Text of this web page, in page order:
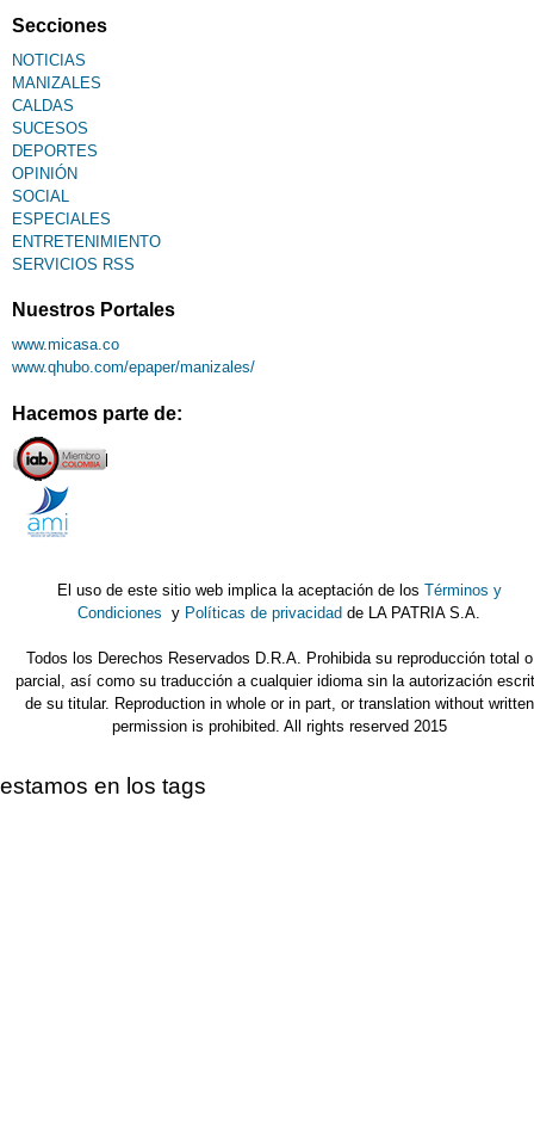
Secciones
NOTICIAS
MANIZALES
CALDAS
SUCESOS
DEPORTES
OPINIÓN
SOCIAL
ESPECIALES
ENTRETENIMIENTO
SERVICIOS RSS
Nuestros Portales
www.micasa.co
www.qhubo.com/epaper/manizales/
Hacemos parte de:
El uso de este sitio web implica la aceptación de los Términos y
Condiciones y Políticas de privacidad de LA PATRIA S.A.
Todos los Derechos Reservados D.R.A. Prohibida su reproducción total o
parcial, así como su traducción a cualquier idioma sin la autorización
de su titular. Reproduction in whole or in part, or translation without written
permission is prohibited. All rights reserved 2015
estamos en los tags